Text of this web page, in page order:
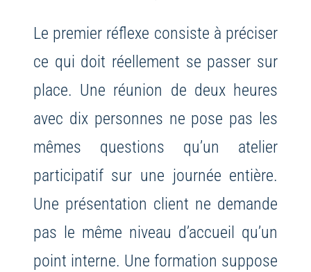
Le premier réflexe consiste à préciser
ce qui doit réellement se passer sur
place. Une réunion de deux heures
avec dix personnes ne pose pas les
mêmes questions qu’un atelier
participatif sur une journée entière.
Une présentation client ne demande
pas le même niveau d’accueil qu’un
point interne. Une formation suppose